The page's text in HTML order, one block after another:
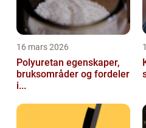
16 mars 2026
Polyuretan egenskaper,
bruksområder og fordeler
i...